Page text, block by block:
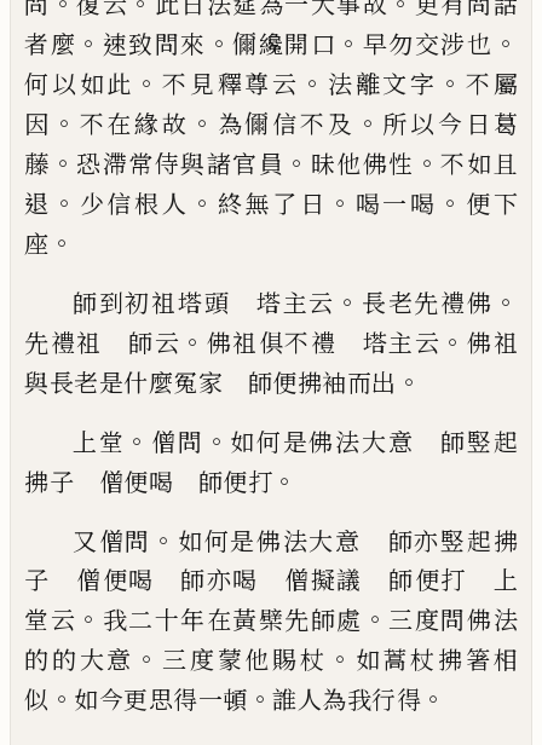
者麼 。 速致問來 。儞纔開口 。 早勿交涉也 。
何以如此 。 不見釋尊云 。 法離文字 。 不屬
因 。 不在緣故 。 為儞信不及 。 所以今日葛
藤 。 恐滯常侍與諸官員 。 昧他佛性 。不如且
退 。 少信根人 。 終無了日 。 喝一喝 。 便下
座 。
師到初祖塔頭 塔主云 。 長老先禮佛 。
先禮祖 師云 。 佛祖俱不禮 塔主云 。 佛祖
與長老是什麼冤家 師便拂袖而出 。
上堂 。 僧問 。 如何是佛法大意 師竪起
拂子 僧便喝 師便打 。
又僧問 。 如何是佛法大意 師亦竪起拂
子 僧便喝 師亦喝 僧擬議 師便打 上
堂云 。 我二十年在黃檗先師處 。 三度問佛法
的的大意 。 三度蒙他賜杖 。 如蒿杖拂箸相
似 。 如今更思得一頓 。 誰人為我行得 。